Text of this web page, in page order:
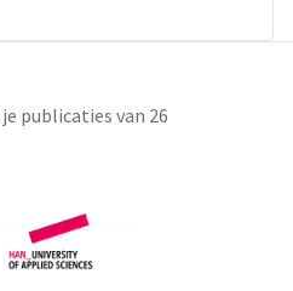
publicaties van 26